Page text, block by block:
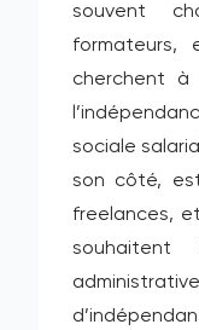
souvent
formateurs,
cherchent à
sociale
son côté,
freelances,
souhaitent